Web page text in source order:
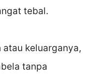
tebal.
keluarganya,
tanpa